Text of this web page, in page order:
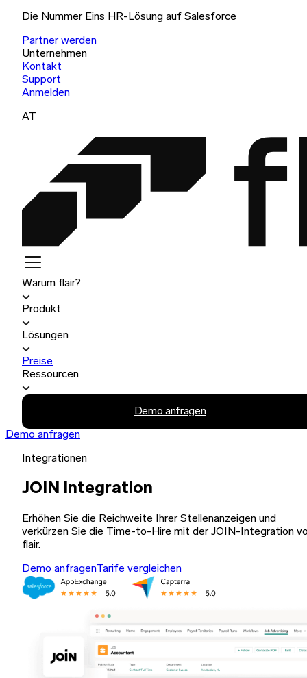
Die Nummer Eins HR-Lösung auf Salesforce
Partner werden
Unternehmen
Kontakt
Support
Anmelden
AT
Warum flair?
Produkt
Lösungen
Preise
Ressourcen
Demo anfragen
Demo anfragen
Integrationen
JOIN Integration
Erhöhen Sie die Reichweite Ihrer Stellenanzeigen und
verkürzen Sie die Time-to-Hire mit der JOIN-Integration
flair.
Demo anfragenTarife vergleichen